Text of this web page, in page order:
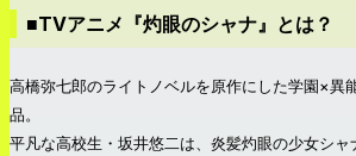
■TVアニメ『灼眼のシャナ』とは？
高橋弥七郎のライトノベルを原作にした学園×異
品。
平凡な高校生・坂井悠二は、炎髪灼眼の少女シ